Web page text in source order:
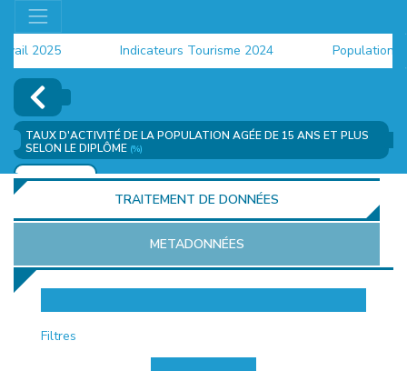
2025 Indicateurs Tourisme 2024 Population
TAUX D'ACTIVITÉ DE LA POPULATION AGÉE DE 15 ANS ET PLUS
SELON LE DIPLÔME (%)
AJOUTER
TRAITEMENT DE DONNÉES
METADONNÉES
Filtres